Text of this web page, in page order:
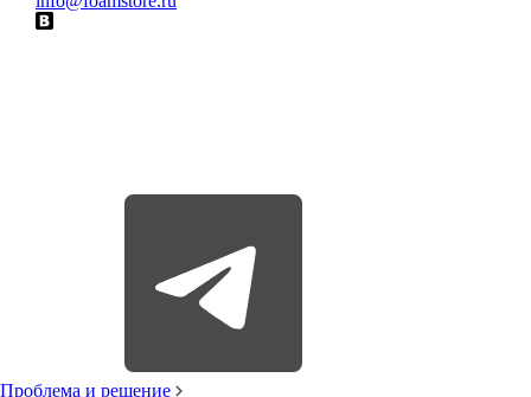
Проблема и решение